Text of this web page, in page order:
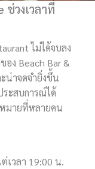
วงเวลาที่
ไม่ได้จบลง
ง Beach Bar &
น่าจดจำยิ่งขึ้น
ะสบการณ์ได้
มายที่หลายคน
เวลา 19:00 น.